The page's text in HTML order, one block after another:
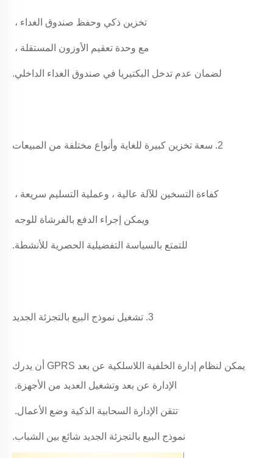
تخزين ذكي وحفظ صندوق الغداء ،
مع وحدة تعقيم الأوزون المستقلة ،
لضمان عدم تدخل البكتيريا في صندوق الغداء الداخلي.
2. سعة تخزين كبيرة للغاية وأنواع مختلفة من المبيعات
كفاءة التسخين للآلة عالية ، وعملية التسليم سريعة ،
ويمكن إجراء الدفع بالفرشاة للوجه
للتمتع بالسياسة التفضيلية الحصرية للأنشطة.
3. تشغيل نموذج البيع بالتجزئة الجديد
يمكن لنظام إدارة الخلفية اللاسلكية عن بعد GPRS أن يدرك
الإدارة عن بعد وتشغيل العديد من الأجهزة.
تتقن الإدارة السحابية الذكية وضع الأعمال.
نموذج البيع بالتجزئة الجديد شائع بين الشباب.